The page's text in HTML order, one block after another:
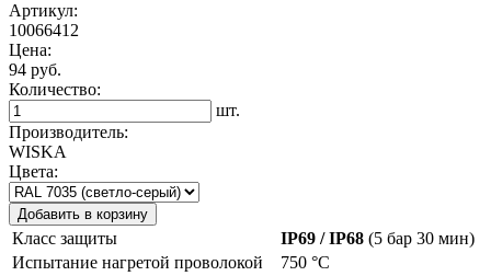
Артикул:
10066412
Цена:
94 руб.
Количество:
шт.
Производитель:
WISKA
Цвета:
Добавить в корзину
Класс защиты IP69 / IP68 (5 бар 30 мин)
Испытание нагретой проволокой
750 °C